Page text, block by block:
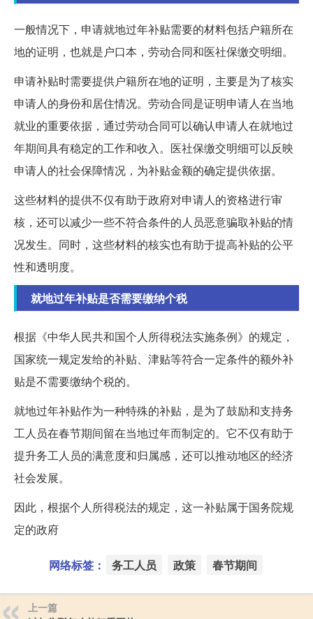
一般情况下，申请就地过年补贴需要的材料包括户籍所在
地的证明，也就是户口本，劳动合同和医社保缴交明细。
申请补贴时需要提供户籍所在地的证明，主要是为了核实
申请人的身份和居住情况。劳动合同是证明申请人在当地
就业的重要依据，通过劳动合同可以确认申请人在就地过
年期间具有稳定的工作和收入。医社保缴交明细可以反映
申请人的社会保障情况，为补贴金额的确定提供依据。
这些材料的提供不仅有助于政府对申请人的资格进行审
核，还可以减少一些不符合条件的人员恶意骗取补贴的情
况发生。同时，这些材料的核实也有助于提高补贴的公平
性和透明度。
就地过年补贴是否需要缴纳个税
根据《中华人民共和国个人所得税法实施条例》的规定，
国家统一规定发给的补贴、津贴等符合一定条件的额外补
贴是不需要缴纳个税的。
就地过年补贴作为一种特殊的补贴，是为了鼓励和支持务
工人员在春节期间留在当地过年而制定的。它不仅有助于
提升务工人员的满意度和归属感，还可以推动地区的经济
社会发展。
因此，根据个人所得税法的规定，这一补贴属于国务院规
定的政府
网络标签： 务工人员 政策 春节期间
上一篇